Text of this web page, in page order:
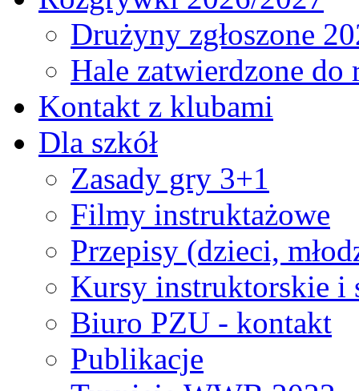
Drużyny zgłoszone
Hale zatwierdzone
Kontakt z klubami
Dla szkół
Zasady gry 3+1
Filmy instruktażowe
Przepisy (dzieci,
Kursy instruktorskie i
Biuro PZU - kontakt
Publikacje